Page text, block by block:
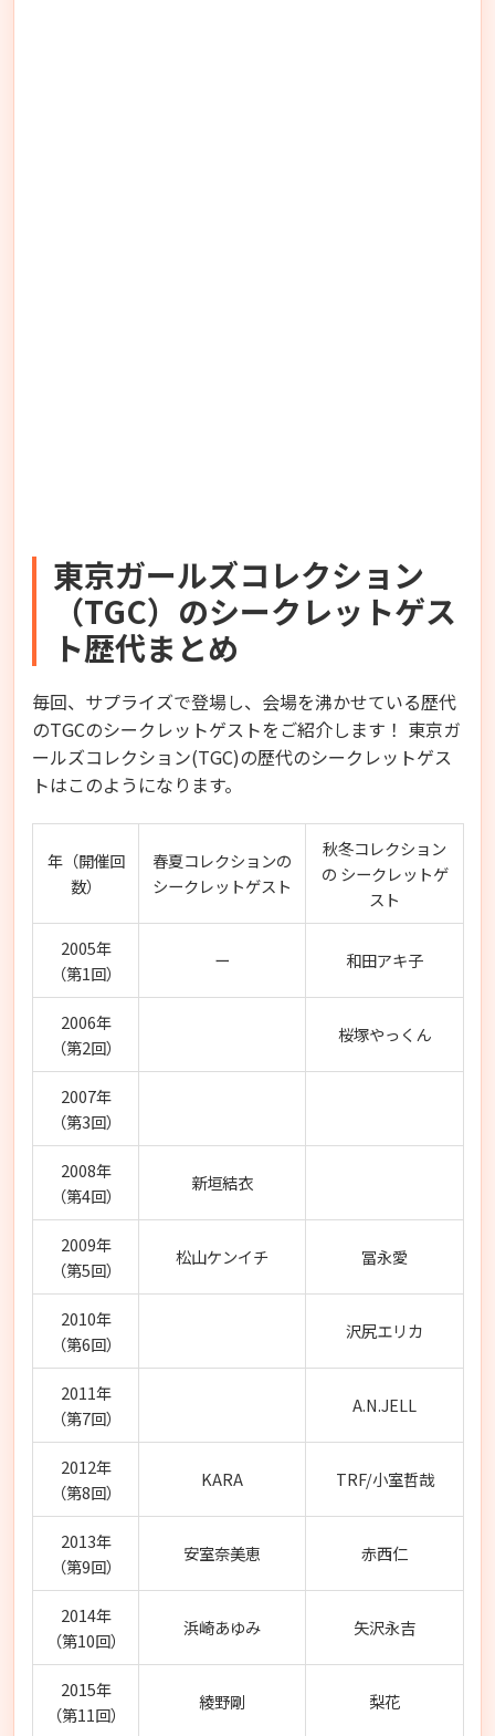
東京ガールズコレクション
（TGC）のシークレットゲス
ト歴代まとめ
毎回、サプライズで登場し、会場を沸かせている歴代
のTGCのシークレットゲストをご紹介します！ 東京ガ
ールズコレクション(TGC)の歴代のシークレットゲス
トはこのようになります。
年（開催回
数）
春夏コレクションの
シークレットゲスト
秋冬コレクション
の シークレットゲ
スト
2005年
（第1回）
ー 和田アキ子
2006年
（第2回）
桜塚やっくん
2007年
（第3回）
2008年
（第4回）
新垣結衣
2009年
（第5回）
松山ケンイチ 冨永愛
2010年
（第6回）
沢尻エリカ
2011年
（第7回）
A.N.JELL
2012年
（第8回）
KARA TRF/小室哲哉
2013年
（第9回）
安室奈美恵 赤西仁
2014年
（第10回）
浜崎あゆみ 矢沢永吉
2015年
（第11回）
綾野剛 梨花